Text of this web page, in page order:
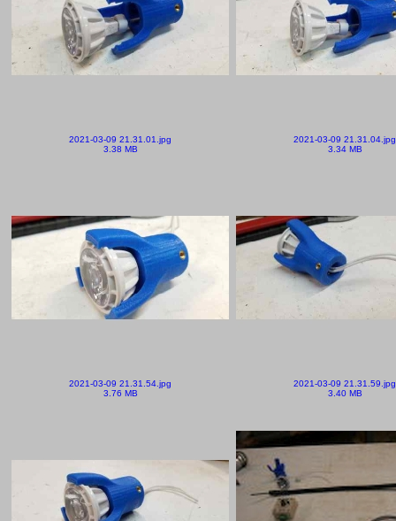
2021-03-09 21.31.01.jpg
3.38 MB
2021-03-09 21.31.04.jpg
3.34 MB
2021-03-09 21.31.54.jpg
3.76 MB
2021-03-09 21.31.59.jpg
3.40 MB